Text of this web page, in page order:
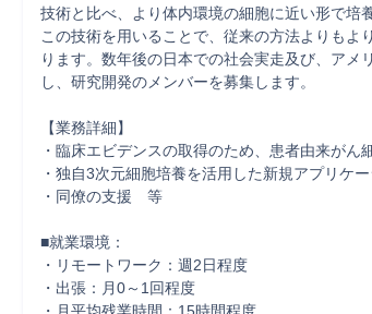
技術と比べ、より体内環境の細胞に近い形で培
この技術を用いることで、従来の方法よりもよ
ります。数年後の日本での社会実走及び、アメ
し、研究開発のメンバーを募集します。
【業務詳細】
・臨床エビデンスの取得のため、患者由来がん
・独自3次元細胞培養を活用した新規アプリケ
・同僚の支援　等
■就業環境：
・リモートワーク：週2日程度
・出張：月0～1回程度